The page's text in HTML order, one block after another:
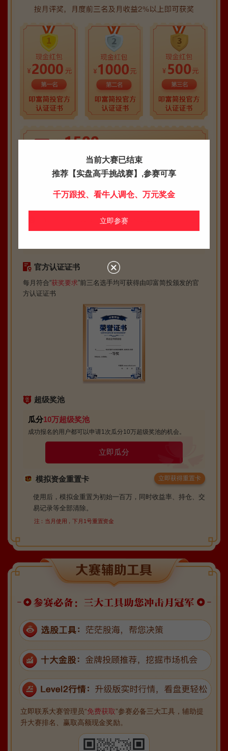
（周转率按照初始100万计算，全仓
买入卖出算100%）
官方认证证书
每月符合“获奖要求”前三名选手均可获得由叩富简投颁发的官
方认证证书
超级奖池
瓜分10万超级奖池
成功报名的用户都可以申请1次瓜分10万超级奖池的机会。
立即瓜分
模拟资金重置卡 立即获得重置卡
使用后，模拟金重置为初始一百万，同时收益率、持仓、交
易记录等全部清除。
注：当月使用，下月1号重置资金
立即联系大赛管理员“免费获取”参赛必备三大工具，辅助提
升大赛排名、赢取高额现金奖励。
当前大赛已结束
推荐【实盘高手挑战赛】,参赛可享
千万跟投、看牛人调仓、万元奖金
立即参赛